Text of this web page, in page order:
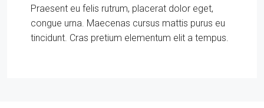
Praesent eu felis rutrum, placerat dolor eget,
congue urna. Maecenas cursus mattis purus eu
tincidunt. Cras pretium elementum elit a tempus.